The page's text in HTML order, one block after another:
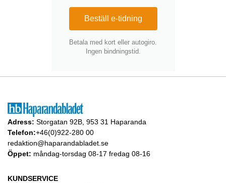
Beställ e-tidning
Betala med kort eller autogiro.
Ingen bindningstid.
Adress: Storgatan 92B, 953 31 Haparanda
Telefon:+46(0)922-280 00
redaktion@haparandabladet.se
Öppet: måndag-torsdag 08-17 fredag 08-16
KUNDSERVICE